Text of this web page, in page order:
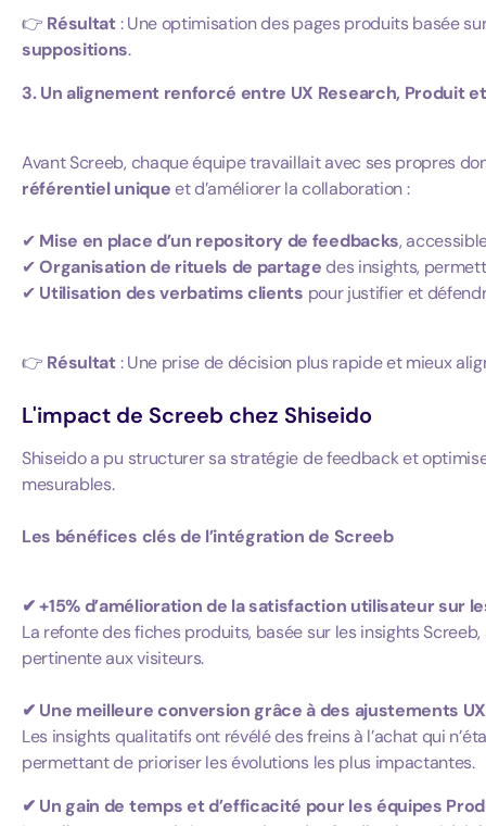
👉 Résultat : Une optimisation des pages produits basée
suppositions.
3. Un alignement renforcé entre UX Research, Produit
Avant Screeb, chaque équipe travaillait avec ses propres
référentiel uniqueet d’améliorer la collaboration :
✔ Mise en place d’un repository de feedbacks,
✔Organisation de rituels de partagedes insights,
✔ Utilisation des verbatims clients pour justifier et
👉 Résultat : Une prise de décision plus rapide et mieux
L'impact de Screeb chez Shiseido
Shiseido a pu structurer sa stratégie de feedback et
mesurables.
Les bénéfices clés de l’intégration de Screeb
✔ +15% d’amélioration de la satisfaction utilisateur sur
La refonte des fiches produits, basée sur les insights
pertinente aux visiteurs.
✔ Une meilleure conversion grâce à des ajustements
Les insights qualitatifs ont révélé des freins à l’achat qui
permettant de prioriser les évolutions les plus impactantes.
✔ Un gain de temps et d’efficacité pour les équipes